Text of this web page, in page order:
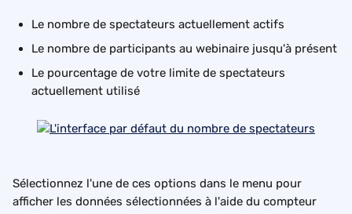
Le nombre de spectateurs actuellement actifs
Le nombre de participants au webinaire jusqu'à présent
Le pourcentage de votre limite de spectateurs
actuellement utilisé
Sélectionnez l'une de ces options dans le menu pour
afficher les données sélectionnées à l'aide du compteur